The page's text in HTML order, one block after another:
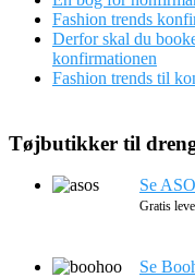
Fashion trends
Derfor skal du
konfirmationen
Fashion trends til
Tøjbutikker til
Se
Gratis
Se